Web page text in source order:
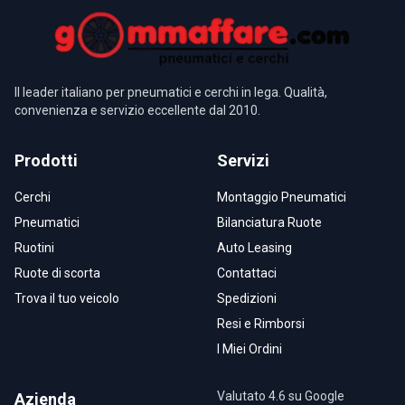
Il leader italiano per pneumatici e cerchi in lega. Qualità,
convenienza e servizio eccellente dal 2010.
Prodotti
Cerchi
Pneumatici
Ruotini
Ruote di scorta
Trova il tuo veicolo
Servizi
Montaggio Pneumatici
Bilanciatura Ruote
Auto Leasing
Contattaci
Spedizioni
Resi e Rimborsi
I Miei Ordini
Azienda Valutato 4.6 su Google